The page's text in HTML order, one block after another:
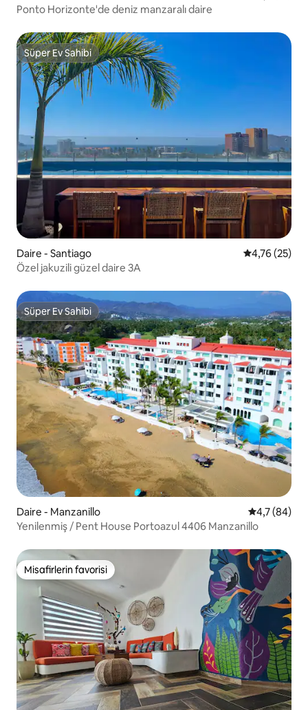
Ponto Horizonte'de deniz manzaralı daire
Süper Ev Sahibi
Süper Ev Sahibi
Daire - Santiago 5 üzerinden
4,76 (25)
Özel jakuzili güzel daire 3A
Süper Ev Sahibi
Süper Ev Sahibi
Daire - Manzanillo 5 üzerinden
4,7 (84)
Yenilenmiş / Pent House Portoazul 4406 Manzanillo
Misafirlerin favorisi
Misafirlerin favorisi